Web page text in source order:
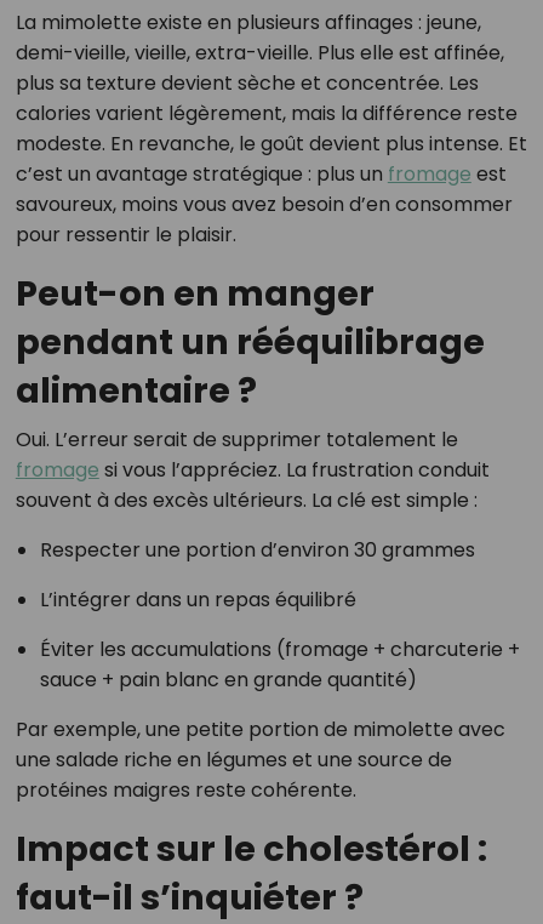
La mimolette existe en plusieurs affinages : jeune,
demi-vieille, vieille, extra-vieille. Plus elle est affinée,
plus sa texture devient sèche et concentrée. Les
calories varient légèrement, mais la différence reste
modeste. En revanche, le goût devient plus intense. Et
c’est un avantage stratégique : plus un fromage est
savoureux, moins vous avez besoin d’en consommer
pour ressentir le plaisir.
Peut-on en manger
pendant un rééquilibrage
alimentaire ?
Oui. L’erreur serait de supprimer totalement le
fromage si vous l’appréciez. La frustration conduit
souvent à des excès ultérieurs. La clé est simple :
Respecter une portion d’environ 30 grammes
L’intégrer dans un repas équilibré
Éviter les accumulations (fromage + charcuterie +
sauce + pain blanc en grande quantité)
Par exemple, une petite portion de mimolette avec
une salade riche en légumes et une source de
protéines maigres reste cohérente.
Impact sur le cholestérol :
faut-il s’inquiéter ?